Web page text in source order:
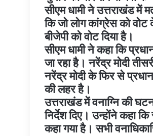
सीएम धामी ने उत्तराखंड में
कि जो लोग कांग्रेस को
बीजेपी को वोट दिया है।
सीएम धामी ने कहा कि
जा रहा है। नरेंद्र मोदी
नरेंद्र मोदी के फिर से
की लहर है।
उत्तराखंड में वनाग्नि की
निर्देश दिए। उन्होंने कहा
कहा गया है। सभी